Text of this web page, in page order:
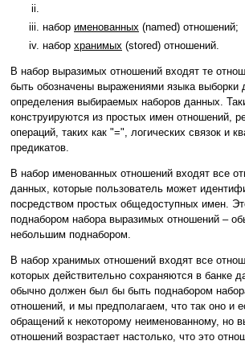
набор именованных (named) отношений;
набор хранимых (stored) отношений.
В набор выразимых отношений входят те
быть обозначены выражениями языка выборки
определения выбираемых наборов данных.
конструируются из простых имен отношений,
операций, таких как "=", логических связок и
предикатов.
В набор именованных отношений входят все
данных, которые пользователь может
посредством простых общедоступных имен.
поднабором набора выразимых отношений –
небольшим поднабором.
В набор хранимых отношений входят все
которых действительно сохраняются в банке
обычно должен был бы быть поднабором
отношений, и мы предполагаем, что так оно и
обращений к некоторому неименованному, но
отношений возрастает настолько, что это